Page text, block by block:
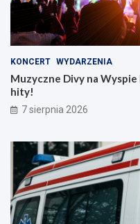
KONCERT WYDARZENIA
Muzyczne Divy na Wyspie
hity!
7 sierpnia 2026